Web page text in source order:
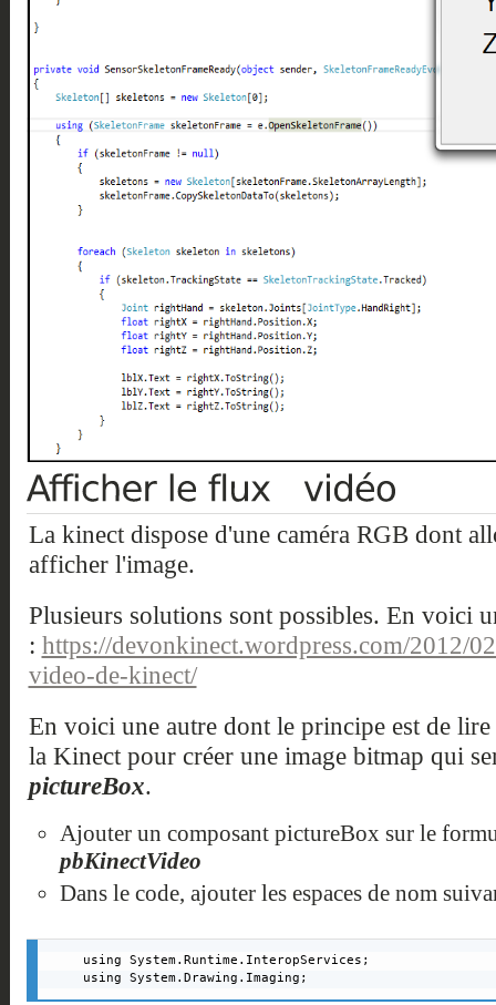
La kinect dispose d'une caméra RGB dont
afficher l'image.
Plusieurs solutions sont possibles. En voici
: https://devonkinect.wordpress.com/2012/
video-de-kinect/
En voici une autre dont le principe est de lire
la Kinect pour créer une image bitmap qui
pictureBox.
Ajouter un composant pictureBox sur le
pbKinectVideo
Dans le code, ajouter les espaces de nom
using System.Runtime.InteropServices;
using System.Drawing.Imaging;